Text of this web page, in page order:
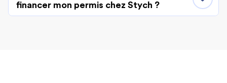
financer mon permis chez Stych ?